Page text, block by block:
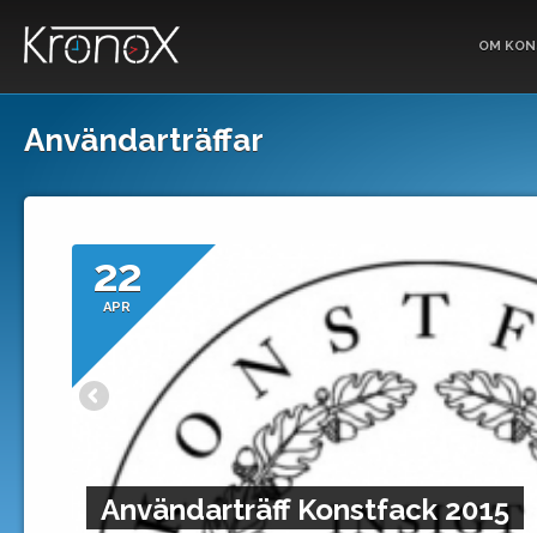
OM
Användarträffar
22
APR
Användarträff Konstfack 2015